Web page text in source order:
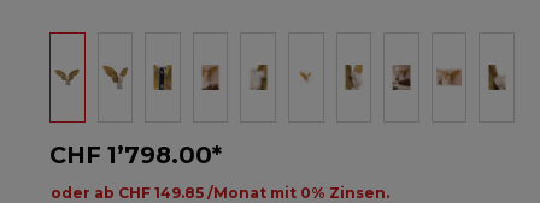
CHF 1’798.00*
oder ab CHF 149.85 /Monat mit 0% Zinsen.